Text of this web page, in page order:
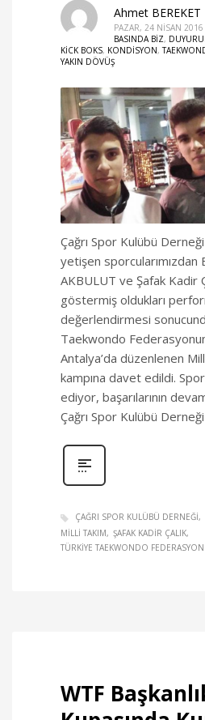
Ahmet BEREKET
PAZAR, 24 NISAN 2016
BASINDA BIZ,
KICK BOKS, KONDISYON,
YAKIN DÖVÜŞ
Çağrı Spor Kulübü
yetişen sporcularımızdan
AKBULUT ve Şafak Kadir
göstermiş oldukları
değerlendirmesi
Taekwondo
Antalya’da düzenlenen
kampına davet edildi.
ediyor, başarılarının
Çağrı Spor Kulübü Derneği
ÇAĞRI SPOR KULÜBÜ DERNEĞI
MILLI TAKIM
ŞAFAK KADIR ÇALIK
TÜRKIYE TAEKWONDO
WTF